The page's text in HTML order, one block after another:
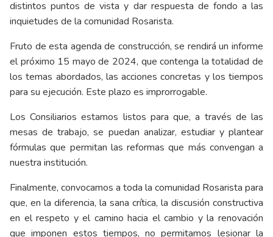
distintos puntos de vista y dar respuesta de fondo a las
inquietudes de la comunidad Rosarista.
Fruto de esta agenda de construcción, se rendirá un informe
el próximo 15 mayo de 2024, que contenga la totalidad de
los temas abordados, las acciones concretas y los tiempos
para su ejecución. Este plazo es improrrogable.
Los Consiliarios estamos listos para que, a través de las
mesas de trabajo, se puedan analizar, estudiar y plantear
fórmulas que permitan las reformas que más convengan a
nuestra institución.
Finalmente, convocamos a toda la comunidad Rosarista para
que, en la diferencia, la sana crítica, la discusión constructiva
en el respeto y el camino hacia el cambio y la renovación
que imponen estos tiempos, no permitamos lesionar la